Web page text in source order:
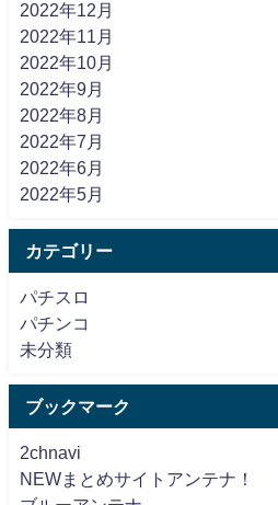
2022年12月
2022年11月
2022年10月
2022年9月
2022年8月
2022年7月
2022年6月
2022年5月
カテゴリー
パチスロ
パチンコ
未分類
ブックマーク
2chnavi
NEWまとめサイトアンテナ！